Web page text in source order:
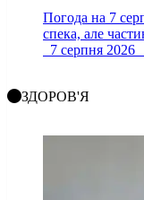
Погода на 7
спека, але
7 серпня 2026
ЗДОРОВ'Я